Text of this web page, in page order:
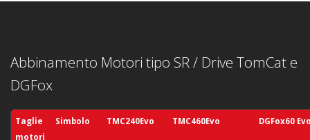
Abbinamento Motori tipo SR / Drive TomCat e
DGFox
Taglie
motori
Simbolo TMC240Evo TMC460Evo DGFox60